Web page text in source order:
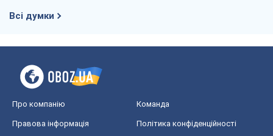
Всі думки
Про компанію Команда
Правова інформація Політика конфіденційності